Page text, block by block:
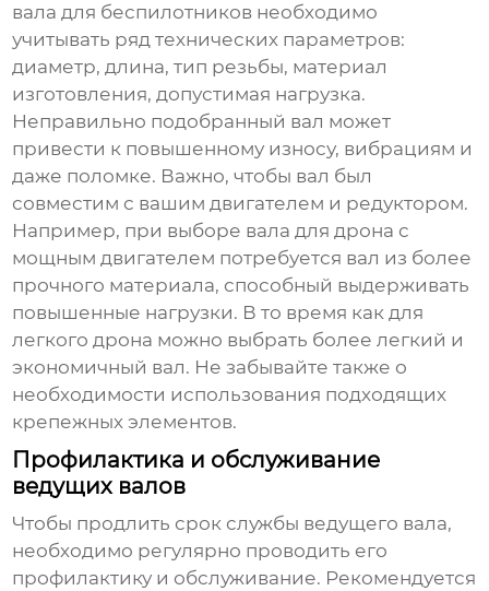
вала для беспилотников необходимо
учитывать ряд технических параметров:
диаметр, длина, тип резьбы, материал
изготовления, допустимая нагрузка.
Неправильно подобранный вал может
привести к повышенному износу, вибрациям и
даже поломке. Важно, чтобы вал был
совместим с вашим двигателем и редуктором.
Например, при выборе вала для дрона с
мощным двигателем потребуется вал из более
прочного материала, способный выдерживать
повышенные нагрузки. В то время как для
легкого дрона можно выбрать более легкий и
экономичный вал. Не забывайте также о
необходимости использования подходящих
крепежных элементов.
Профилактика и обслуживание
ведущих валов
Чтобы продлить срок службы ведущего вала,
необходимо регулярно проводить его
профилактику и обслуживание. Рекомендуется